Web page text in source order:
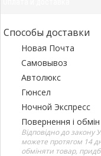
Способы доставки
Новая Почта
Самовывоз
Автолюкс
Гюнсел
Ночной Экспресс
Повернення і обмін
Відповідно до закону
можете протягом 14
обміняти товар,